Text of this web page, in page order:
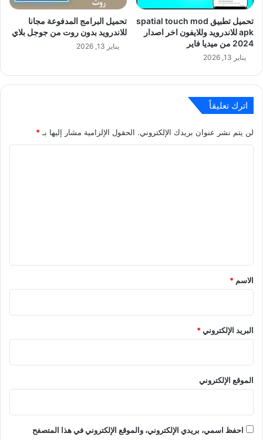
تحميل تطبيق spatial touch mod
apk للاندرويد وللايفون اخر اصدار
2024 من ميديا فاير
يناير 13, 2026
تحميل البرامج المدفوعة مجانا
للاندرويد بدون روت من جوجل بلاي
يناير 13, 2026
اترك تعليقاً
لن يتم نشر عنوان بريدك الإلكتروني. الحقول الإلزامية مشار إليها بـ *
*
الاسم *
البريد الإلكتروني*
الموقع الإلكتروني
احفظ اسمي، بريدي الإلكتروني، والموقع الإلكتروني في هذا المتصفح